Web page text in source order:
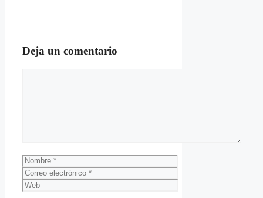
Deja un comentario
Nombre
Correo
electrónico
Web